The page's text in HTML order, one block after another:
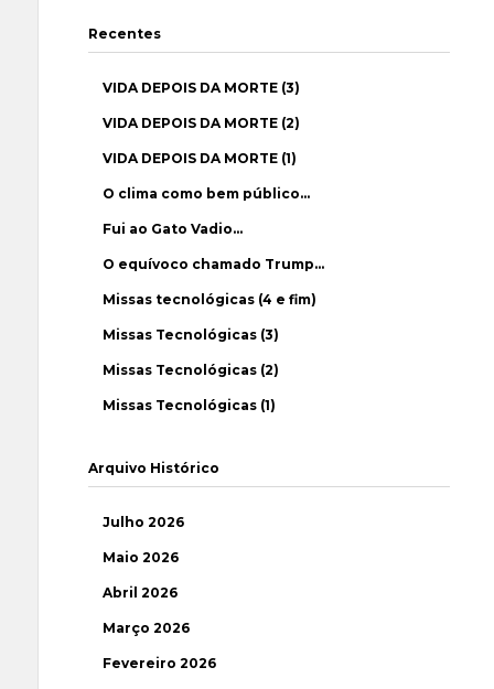
Recentes
VIDA DEPOIS DA MORTE (3)
VIDA DEPOIS DA MORTE (2)
VIDA DEPOIS DA MORTE (1)
O clima como bem público…
Fui ao Gato Vadio…
O equívoco chamado Trump…
Missas tecnológicas (4 e fim)
Missas Tecnológicas (3)
Missas Tecnológicas (2)
Missas Tecnológicas (1)
Arquivo Histórico
Julho 2026
Maio 2026
Abril 2026
Março 2026
Fevereiro 2026